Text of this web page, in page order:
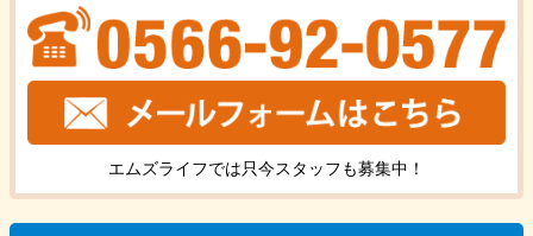
エムズライフでは只今スタッフも募集中！